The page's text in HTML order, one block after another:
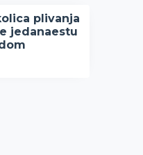
plivanja
jedanaestu